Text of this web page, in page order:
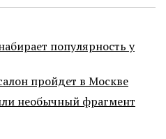
популярность у
пройдет в Москве
необычный фрагмент